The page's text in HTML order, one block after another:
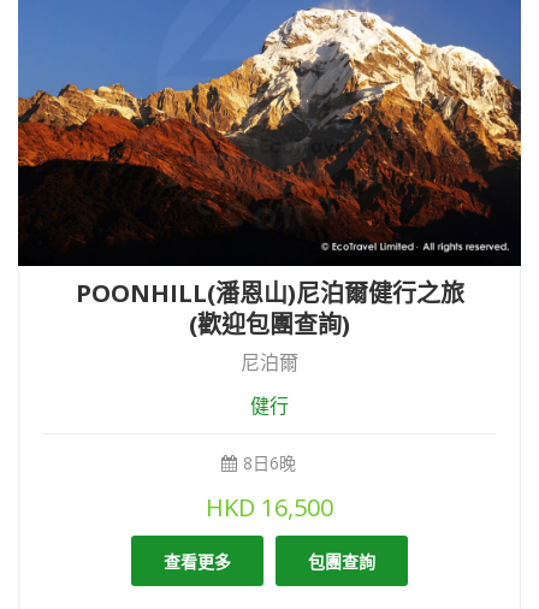
POONHILL(潘恩山)尼泊爾健行之旅
(歡迎包團查詢)
尼泊爾
健行
8日6晚
HKD 16,500
查看更多 包團查詢